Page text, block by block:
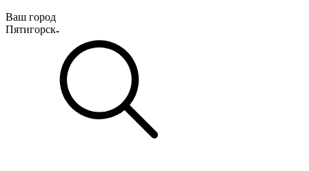
Ваш город
Пятигорск